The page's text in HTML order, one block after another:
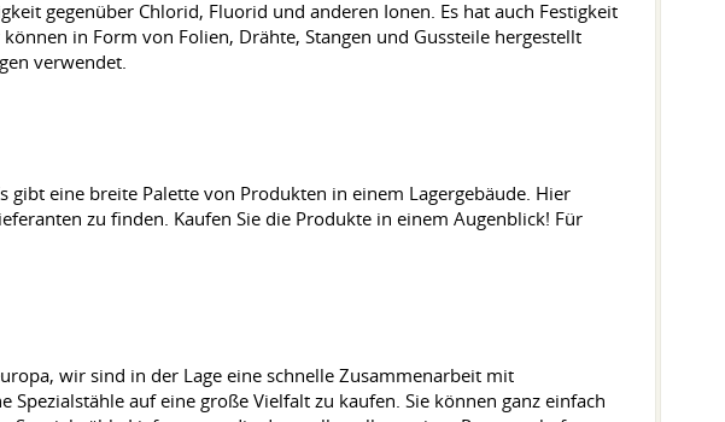
gegenüber Chlorid, Fluorid und anderen Ionen. Es hat auch Festigkeit
in Form von Folien, Drähte, Stangen und Gussteile hergestellt
verwendet.
eine breite Palette von Produkten in einem Lagergebäude. Hier
zu finden. Kaufen Sie die Produkte in einem Augenblick! Für
wir sind in der Lage eine schnelle Zusammenarbeit mit
auf eine große Vielfalt zu kaufen. Sie können ganz einfach